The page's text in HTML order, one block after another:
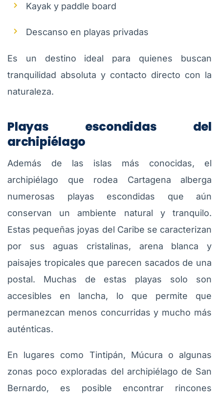
Kayak y paddle board
Descanso en playas privadas
Es un destino ideal para quienes buscan
tranquilidad absoluta y contacto directo con la
naturaleza.
Playas escondidas del
archipiélago
Además de las islas más conocidas, el
archipiélago que rodea Cartagena alberga
numerosas playas escondidas que aún
conservan un ambiente natural y tranquilo.
Estas pequeñas joyas del Caribe se caracterizan
por sus aguas cristalinas, arena blanca y
paisajes tropicales que parecen sacados de una
postal. Muchas de estas playas solo son
accesibles en lancha, lo que permite que
permanezcan menos concurridas y mucho más
auténticas.
En lugares como Tintipán, Múcura o algunas
zonas poco exploradas del archipiélago de San
Bernardo, es posible encontrar rincones